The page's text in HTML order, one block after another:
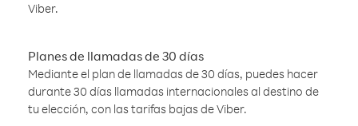
Viber.
Planes de llamadas de 30 días
Mediante el plan de llamadas de 30 días, puedes hacer
durante 30 días llamadas internacionales al destino de
tu elección, con las tarifas bajas de Viber.